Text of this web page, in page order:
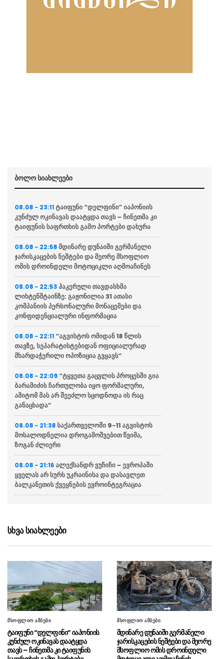
ბოლო სიახლეები
08.08 - 23:11 ტაიფუნი “დელფინი” იაპონიის
კუნძულ ოკინავას დაატყდა თავს – ჩინეთმა კი
ტაიფუნის საფრთხის გამო პორტები დახურა
08.08 - 22:58 მდინარე დუნაიში გერმანელი
ჯარისკაცების ნეშტები და მეორე მსოფლიო
ომის დროინდელი მოტოციკლი აღმოაჩინეს
08.08 - 22:53 ჰაკერული თავდასხმა
ლიხტენშტაინზე: გაჟონილია 31 ათასი
კომპანიის პერსონალური მონაცემები და
კონფიდენციალური ინფორმაცია
08.08 - 22:11 “აგვისტოს ომიდან 18 წლის
თავზე, სეპარატისტებიდან ოფიციალურად
მხარდაჭერილი ოპოზიცია გვყავს”
08.08 - 22:09 “ტყვეთა გაცვლის პროცესში გია
ბარამიძის ჩართულობა იყო ფორმალური,
ამიტომ მას არ შეეძლო სცოდნოდა ის რაც
განაცხადა”
08.08 - 21:38 საქართველოში 9-11 აგვისტოს
მოსალოდნელია დროგამოშვებით წვიმა,
ზოგან ძლიერი
08.08 - 21:16 ალექსანდრ ვუჩიჩი – ევროპაში
ყველას არ სურს უკრაინისა და დასავლეთ
ბალკანეთის ქვეყნების ევროინტეგრაცია
მიაწვდის „პეტრიოტის“ სისტემისთვის
რაკეტებს, თუმცა მათი რაოდენობა
08.08 - 20:12ბულგარეთში აცხადებენ რომ
ქვეყანაში რუმინეთის საჰაერო სივრციდან
დრონი შეფრინდა და აფეთქდა, უპილოტო
საფრენი აპარატის წარმომავლობა
გაურკვეველია
08.08 - 20:07
სასაზღვრო პოლიციის უფროსის
მოადგილემ სანაპირო დაცვის ფოთის ბაზაზე
2008 წლის აგვისტოს ომში დაღუპული
მეზღვაურების ხსოვნას პატივი მიაგო
სხვა სიახლეები
მსოფლიო ამბები
ტაიფუნი “დელფინი” იაპონიის
კუნძულ ოკინავას დაატყდა
თავს – ჩინეთმა კი ტაიფუნის
მსოფლიო ამბები
მდინარე დუნაიში გერმანელი
ჯარისკაცების ნეშტები და მეორე
მსოფლიო ომის დროინდელი